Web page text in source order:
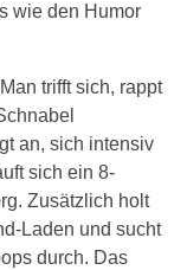
wie den Humor
trifft sich, rappt
an, sich intensiv
sich ein 8-
Zusätzlich holt
Laden und sucht
durch. Das